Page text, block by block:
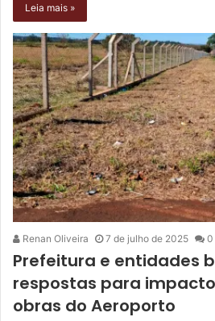
Leia mais »
Renan Oliveira 7 de julho de 2025 0
Prefeitura e entidades
respostas para
obras do Aeroporto